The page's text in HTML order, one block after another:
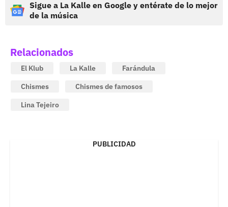
Sigue a La Kalle en Google y entérate de lo mejor
de la música
Relacionados
El Klub La Kalle
Farándula
Chismes
Chismes de famosos
Lina Tejeiro
PUBLICIDAD